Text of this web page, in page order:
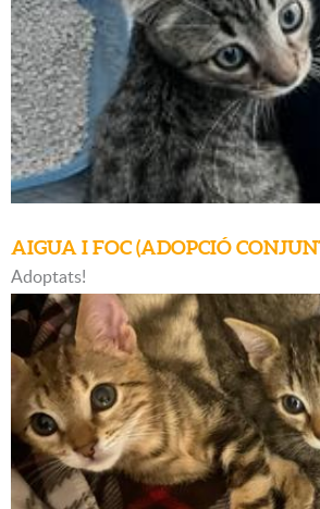
AIGUA I FOC (ADOPCIÓ
Adoptats!